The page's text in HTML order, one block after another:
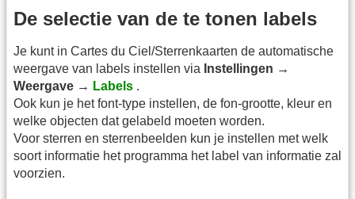
De selectie van de te tonen labels
Je kunt in Cartes du Ciel/Sterrenkaarten de automatische
weergave van labels instellen via Instellingen →
Weergave → Labels .
Ook kun je het font-type instellen, de fon-grootte, kleur en
welke objecten dat gelabeld moeten worden.
Voor sterren en sterrenbeelden kun je instellen met welk
soort informatie het programma het label van informatie zal
voorzien.